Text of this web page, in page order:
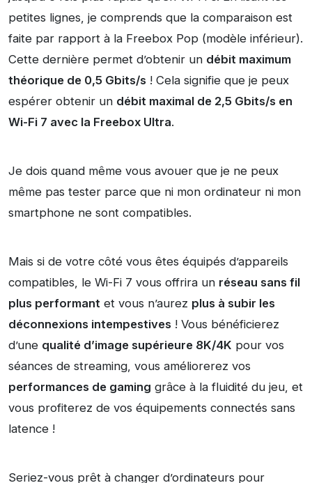
petites lignes, je comprends que la comparaison est
faite par rapport à la Freebox Pop (modèle inférieur).
Cette dernière permet d’obtenir un débit maximum
théorique de 0,5 Gbits/s ! Cela signifie que je peux
espérer obtenir un débit maximal de 2,5 Gbits/s en
Wi-Fi 7 avec la Freebox Ultra.
Je dois quand même vous avouer que je ne peux
même pas tester parce que ni mon ordinateur ni mon
smartphone ne sont compatibles.
Mais si de votre côté vous êtes équipés d’appareils
compatibles, le Wi-Fi 7 vous offrira un réseau sans fil
plus performant et vous n’aurez plus à subir les
déconnexions intempestives ! Vous bénéficierez
d’une qualité d’image supérieure 8K/4K pour vos
séances de streaming, vous améliorerez vos
performances de gaming grâce à la fluidité du jeu, et
vous profiterez de vos équipements connectés sans
latence !
Seriez-vous prêt à changer d’ordinateurs pour